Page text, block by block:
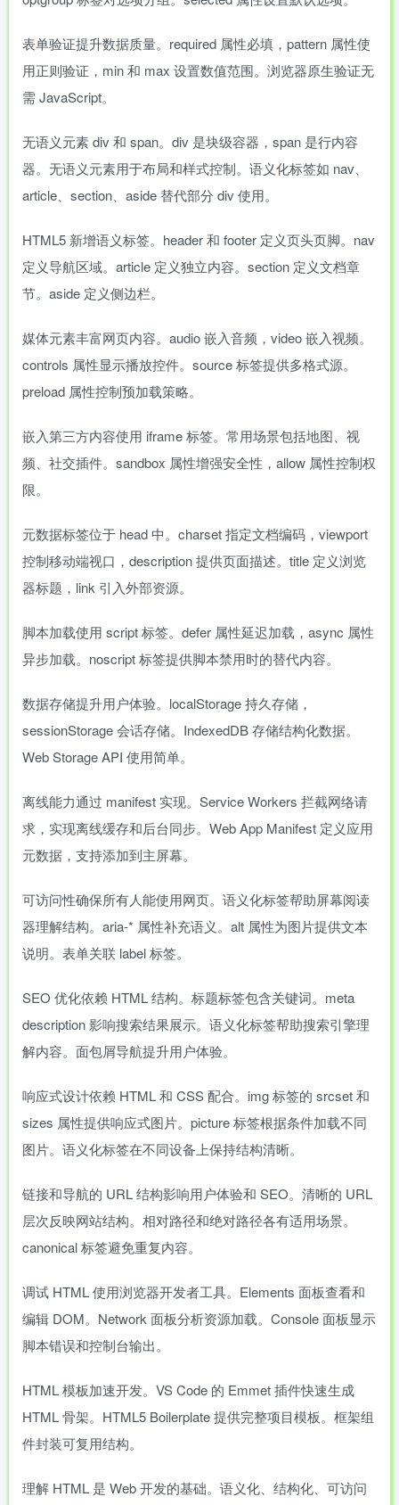
表单验证提升数据质量。required 属性必填，pattern 属性使
用正则验证，min 和 max 设置数值范围。浏览器原生验证无
需 JavaScript。
无语义元素 div 和 span。div 是块级容器，span 是行内容
器。无语义元素用于布局和样式控制。语义化标签如 nav、
article、section、aside 替代部分 div 使用。
HTML5 新增语义标签。header 和 footer 定义页头页脚。nav
定义导航区域。article 定义独立内容。section 定义文档章
节。aside 定义侧边栏。
媒体元素丰富网页内容。audio 嵌入音频，video 嵌入视频。
controls 属性显示播放控件。source 标签提供多格式源。
preload 属性控制预加载策略。
嵌入第三方内容使用 iframe 标签。常用场景包括地图、视
频、社交插件。sandbox 属性增强安全性，allow 属性控制权
限。
元数据标签位于 head 中。charset 指定文档编码，viewport
控制移动端视口，description 提供页面描述。title 定义浏览
器标题，link 引入外部资源。
脚本加载使用 script 标签。defer 属性延迟加载，async 属性
异步加载。noscript 标签提供脚本禁用时的替代内容。
数据存储提升用户体验。localStorage 持久存储，
sessionStorage 会话存储。IndexedDB 存储结构化数据。
Web Storage API 使用简单。
离线能力通过 manifest 实现。Service Workers 拦截网络请
求，实现离线缓存和后台同步。Web App Manifest 定义应用
元数据，支持添加到主屏幕。
可访问性确保所有人能使用网页。语义化标签帮助屏幕阅读
器理解结构。aria-* 属性补充语义。alt 属性为图片提供文本
说明。表单关联 label 标签。
SEO 优化依赖 HTML 结构。标题标签包含关键词。meta
description 影响搜索结果展示。语义化标签帮助搜索引擎理
解内容。面包屑导航提升用户体验。
响应式设计依赖 HTML 和 CSS 配合。img 标签的 srcset 和
sizes 属性提供响应式图片。picture 标签根据条件加载不同
图片。语义化标签在不同设备上保持结构清晰。
链接和导航的 URL 结构影响用户体验和 SEO。清晰的 URL
层次反映网站结构。相对路径和绝对路径各有适用场景。
canonical 标签避免重复内容。
调试 HTML 使用浏览器开发者工具。Elements 面板查看和
编辑 DOM。Network 面板分析资源加载。Console 面板显示
脚本错误和控制台输出。
HTML 模板加速开发。VS Code 的 Emmet 插件快速生成
HTML 骨架。HTML5 Boilerplate 提供完整项目模板。框架组
件封装可复用结构。
理解 HTML 是 Web 开发的基础。语义化、结构化、可访问